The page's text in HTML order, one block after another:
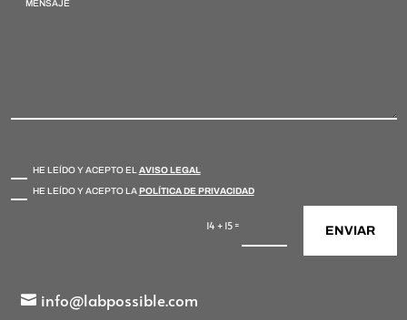
HE LEÍDO Y ACEPTO ELAVISO LEGAL
HE LEÍDO Y ACEPTO LA POLÍTICA DE PRIVACIDAD
14 + 15= ENVIAR
info@labpossible.com